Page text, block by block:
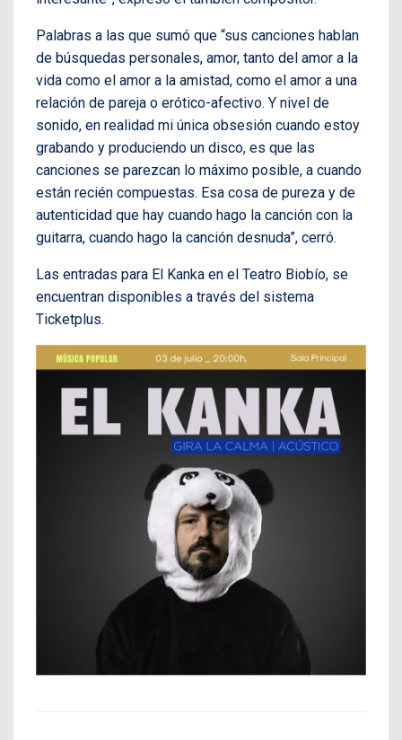
Palabras a las que sumó que “sus canciones hablan
de búsquedas personales, amor, tanto del amor a la
vida como el amor a la amistad, como el amor a una
relación de pareja o erótico-afectivo. Y nivel de
sonido, en realidad mi única obsesión cuando estoy
grabando y produciendo un disco, es que las
canciones se parezcan lo máximo posible, a cuando
están recién compuestas. Esa cosa de pureza y de
autenticidad que hay cuando hago la canción con la
guitarra, cuando hago la canción desnuda”, cerró.
Las entradas para El Kanka en el Teatro Biobío, se
encuentran disponibles a través del sistema
Ticketplus.